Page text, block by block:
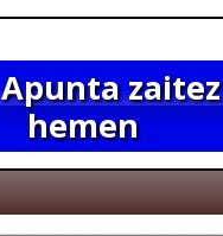
Apunta zaitez
hemen